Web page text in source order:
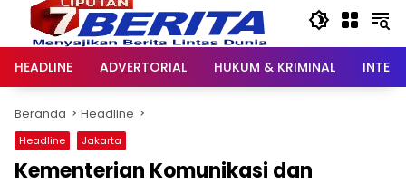
HEADLINE ADVERTORIAL HUKUM & KRIMINAL
Beranda Headline
Headline Jakarta
Kementerian Komunikasi dan